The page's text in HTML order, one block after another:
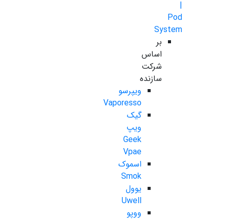
Pod
System
بر
اساس
شرکت
سازنده
ویپرسو
Vaporesso
گیک
ویپ
Geek
Vpae
اسموک
Smok
یوول
Uwell
ووپو